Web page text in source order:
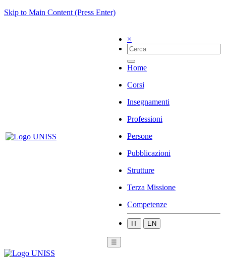
Skip to Main Content (Press Enter)
×
Home
Corsi
Insegnamenti
Professioni
Persone
Pubblicazioni
Strutture
Terza Missione
Competenze
IT EN
☰